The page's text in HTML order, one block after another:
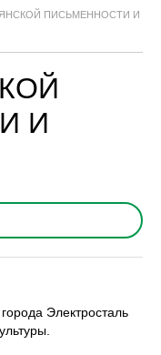
ПИСЬМЕННОСТИ И
И
Электросталь